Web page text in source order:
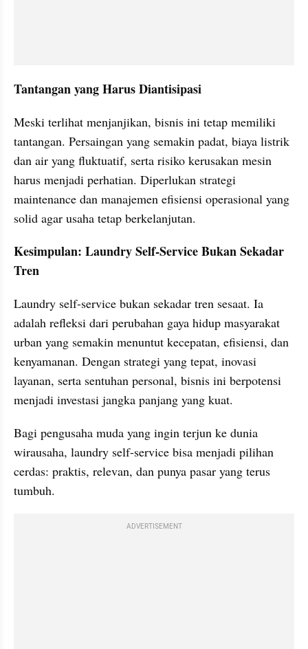
Tantangan yang Harus Diantisipasi
Meski terlihat menjanjikan, bisnis ini tetap memiliki
tantangan. Persaingan yang semakin padat, biaya listrik
dan air yang fluktuatif, serta risiko kerusakan mesin
harus menjadi perhatian. Diperlukan strategi
maintenance dan manajemen efisiensi operasional yang
solid agar usaha tetap berkelanjutan.
Kesimpulan: Laundry Self-Service Bukan Sekadar
Tren
Laundry self-service bukan sekadar tren sesaat. Ia
adalah refleksi dari perubahan gaya hidup masyarakat
urban yang semakin menuntut kecepatan, efisiensi, dan
kenyamanan. Dengan strategi yang tepat, inovasi
layanan, serta sentuhan personal, bisnis ini berpotensi
menjadi investasi jangka panjang yang kuat.
Bagi pengusaha muda yang ingin terjun ke dunia
wirausaha, laundry self-service bisa menjadi pilihan
cerdas: praktis, relevan, dan punya pasar yang terus
tumbuh.
ADVERTISEMENT